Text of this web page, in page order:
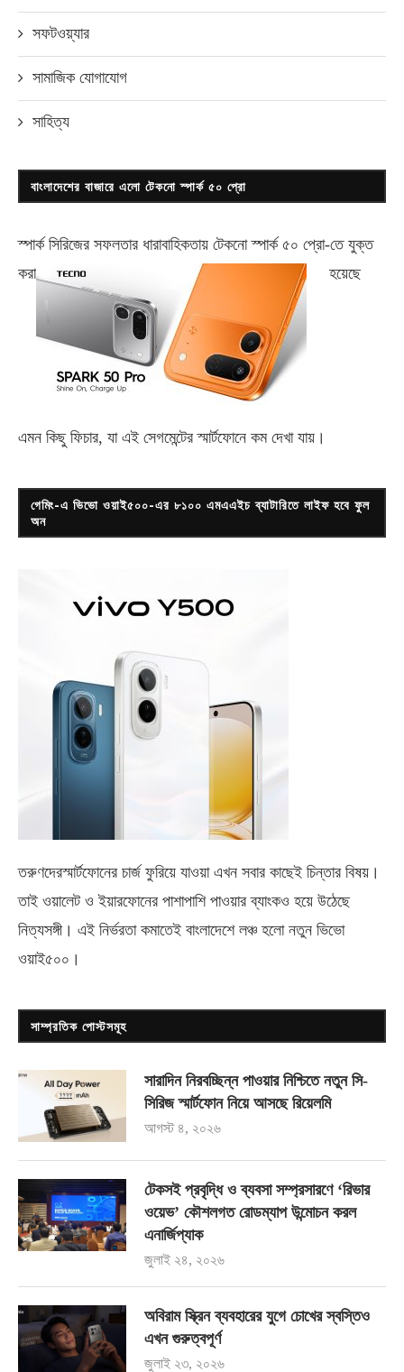
সফটওয়্যার
সামাজিক যোগাযোগ
সাহিত্য
বাংলাদেশের বাজারে এলো টেকনো স্পার্ক ৫০ প্রো
স্পার্ক সিরিজের সফলতার ধারাবাহিকতায় টেকনোস্পার্ক ৫০ প্রো-তে যুক্ত
করা
হয়েছে
এমন কিছু ফিচার, যা এই সেগমেন্টের স্মার্টফোনে কম দেখা যায়।
গেমিং-এ ভিভো ওয়াই৫০০-এর ৮১০০ এমএএইচ ব্যাটারিতে লাইফ হবে ফুল
অন
তরুণদেরস্মার্টফোনের চার্জ ফুরিয়ে যাওয়া এখন সবার কাছেই চিন্তার বিষয়।
তাই ওয়ালেট ও ইয়ারফোনের পাশাপাশি পাওয়ার ব্যাংকও হয়ে উঠেছে
নিত্যসঙ্গী। এই নির্ভরতা কমাতেই বাংলাদেশে লঞ্চ হলো নতুন ভিভো
ওয়াই৫০০ ।
সাম্প্রতিক পোস্টসমূহ
সারাদিন নিরবচ্ছিন্ন পাওয়ার নিশ্চিতে নতুন সি-
সিরিজ স্মার্টফোন নিয়ে আসছে রিয়েলমি
আগস্ট ৪, ২০২৬
টেকসই প্রবৃদ্ধি ও ব্যবসা সম্প্রসারণে ‘রিভার
ওয়েভ’ কৌশলগত রোডম্যাপ উন্মোচন করল
এনার্জিপ্যাক
জুলাই ২৪, ২০২৬
অবিরাম স্ক্রিন ব্যবহারের যুগে চোখের স্বস্তিও
এখন গুরুত্বপূর্ণ
জুলাই ২৩, ২০২৬